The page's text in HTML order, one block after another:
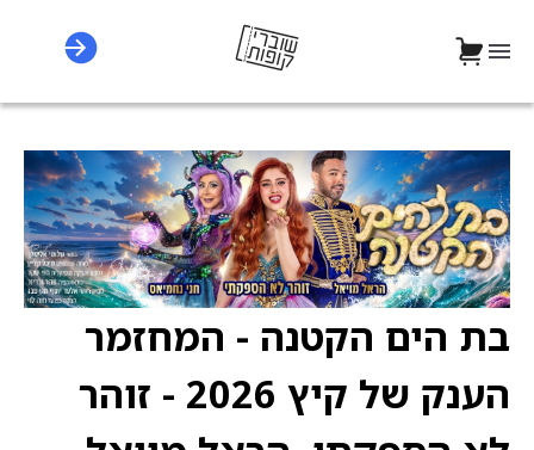
בת הים הקטנה - המחזמר
הענק של קיץ 2026 - זוהר